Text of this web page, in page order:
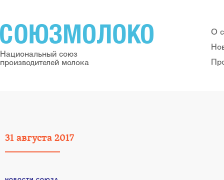
Национальный союз
производителей молока
О
31августа2017